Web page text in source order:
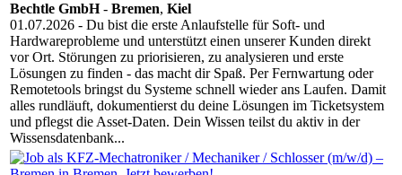
Bechtle GmbH- Bremen, Kiel
01.07.2026 - Du bist die erste Anlaufstelle für Soft- und
Hardwareprobleme und unterstützt einen unserer Kunden direkt
vor Ort. Störungen zu priorisieren, zu analysieren und erste
Lösungen zu finden - das macht dir Spaß. Per Fernwartung oder
Remotetools bringst du Systeme schnell wieder ans Laufen. Damit
alles rundläuft, dokumentierst du deine Lösungen im Ticketsystem
und pflegst die Asset-Daten. Dein Wissen teilst du aktiv in der
Wissensdatenbank...